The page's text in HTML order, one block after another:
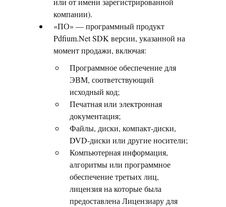
компании).
«ПО» — программный продукт
Pdfium.Net SDK версии, указанной на
момент продажи, включая:
Программное обеспечение для
ЭВМ, соответствующий
исходный код;
Печатная или электронная
документация;
Файлы, диски, компакт-диски,
DVD-диски или другие носители;
Компьютерная информация,
алгоритмы или программное
обеспечение третьих лиц,
лицензия на которые была
предоставлена Лицензиару для